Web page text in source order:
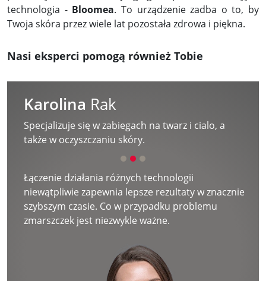
technologia - Bloomea. To urządzenie zadba o to, by
Twoja skóra przez wiele lat pozostała zdrowa i piękna.
Nasi eksperci pomogą również Tobie
Karolina Rak
Specjalizuje się w zabiegach na twarz i cialo, a
także w oczyszczaniu skóry.
Łączenie działania różnych technologii
niewątpliwie zapewnia lepsze rezultaty w znacznie
szybszym czasie. Co w przypadku problemu
zmarszczek jest niezwykle ważne.